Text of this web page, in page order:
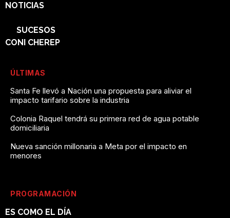
NOTICIAS
SUCESOS
CONI CHEREP
ÚLTIMAS
Santa Fe llevó a Nación una propuesta para aliviar el
impacto tarifario sobre la industria
Colonia Raquel tendrá su primera red de agua potable
domiciliaria
Nueva sanción millonaria a Meta por el impacto en
menores
PROGRAMACIÓN
ES COMO EL DÍA